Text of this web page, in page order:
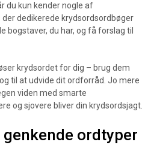
du kun kender nogle af
dedikerede krydsordsordbøger
bogstaver, du har, og få forslag til
krydsordet for dig – brug dem
til at udvide dit ordforråd. Jo mere
viden med smarte
og sjovere bliver din krydsordsjagt.
ordtyper